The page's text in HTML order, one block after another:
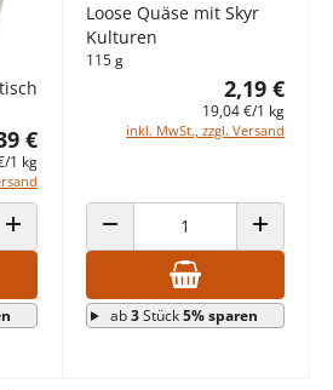
€
1 kg
ANZAHL ERHÖHEN
Loose Quäse mit Skyr
Kulturen
115 g
2,19 €
19,04 €/1 kg
inkl. MwSt., zzgl. Versand
ANZAHL VERRINGERN ANZAHL
ab3Stück5% sparen